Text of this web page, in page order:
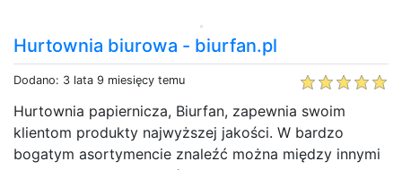
Hurtownia biurowa - biurfan.pl
Dodano: 3 lata 9 miesięcy temu
Hurtownia papiernicza, Biurfan, zapewnia swoim
klientom produkty najwyższej jakości. W bardzo
bogatym asortymencie znaleźć można między innymi